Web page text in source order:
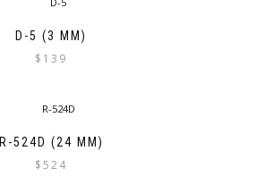
D-5 (3 MM)
$ 139
R-524D (24 MM)
$524